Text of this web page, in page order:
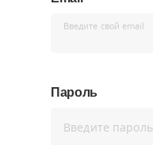
Введите свой email
Пароль
Введите пароль